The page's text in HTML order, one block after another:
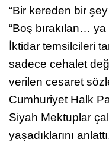
“Bir kereden bir
“Boş bırakılan…
İktidar temsilcileri
sadece cehalet
verilen cesaret
Cumhuriyet Halk
Siyah Mektuplar
yaşadıklarını